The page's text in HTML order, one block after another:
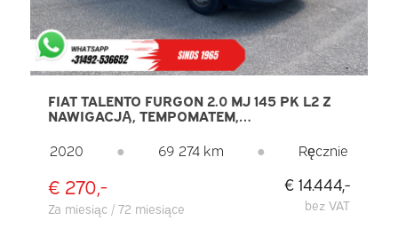
FIAT TALENTO FURGON 2.0 MJ 145 PK L2 Z
NAWIGACJĄ, TEMPOMATEM,
I HAKIEM HOLOWNICZYM
2020 ● 69 274 km ● Ręcznie
€ 270,-
Za miesiąc / 72 miesiące
€ 14.444,-
bez VAT